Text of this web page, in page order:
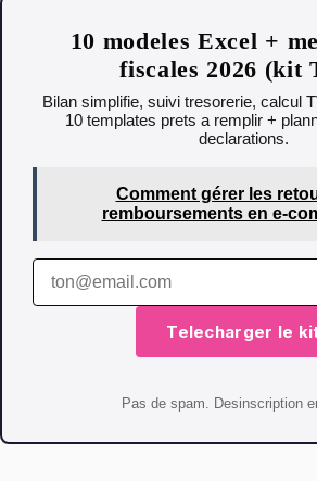
10 modeles Excel +
fiscales 2026 (kit
Bilan simplifie, suivi tresorerie, calcul
10 templates prets a remplir +
declarations.
Comment gérer les
remboursements en e-
Telecharger le
Pas de spam. Desinscription